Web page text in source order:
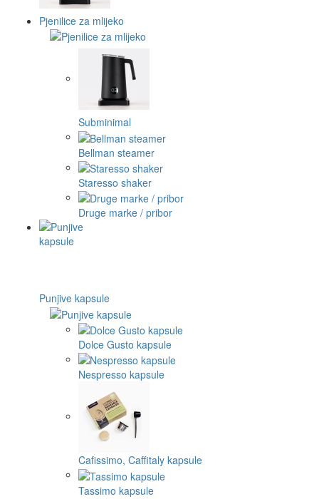
Pjenilice za mlijeko
Subminimal
Bellman steamer
Staresso shaker
Druge marke / pribor
Punjive kapsule
Dolce Gusto kapsule
Nespresso kapsule
Cafissimo, Caffitaly kapsule
Tassimo kapsule